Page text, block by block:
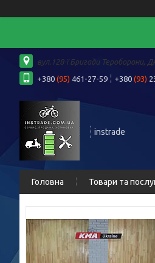
вул.128-ї Бригади Тероборони,
+380 (95) 461-27-59 +380 (93)
instrade
Головна Товари та